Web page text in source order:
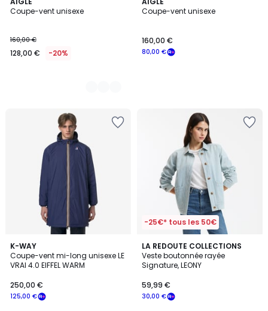
Coupe-vent unisexe
160,00 €
128,00 € -20%
2
Couleurs
Coupe-vent unisexe
80,00 €
160,00 €
K-WAY
Coupe-vent mi-long unisexe LE
VRAI 4.0 EIFFEL WARM
125,00 €
250,00 €
-25€* tous les 50€
LA REDOUTE COLLECTIONS
Veste boutonnée rayée
Signature, LEONY
30,00 €
59,99 €
4,7
/ 5